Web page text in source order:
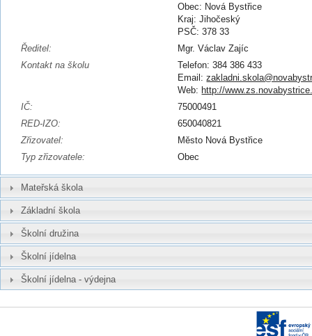
Obec: Nová Bystřice
Kraj: Jihočeský
PSČ: 378 33
Ředitel:
Mgr. Václav Zajíc
Kontakt na školu
Telefon: 384 386 433
Email:
Web: http://
IČ:
75000491
RED-IZO:
650040821
Zřizovatel:
Město Nová Bystřice
Typ zřizovatele:
Obec
Mateřská škola
Základní škola
Školní družina
Školní jídelna
Školní jídelna - výdejna